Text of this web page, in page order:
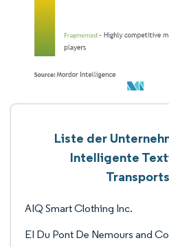
Liste der
Intelligente
AIQ Smart Clothing Inc.
EI Du Pont De Nemours and